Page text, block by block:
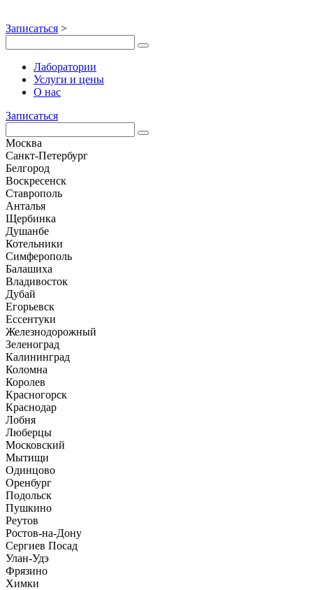
Записаться >
Лаборатории
Услуги и цены
О нас
Записаться
Москва
Санкт-Петербург
Белгород
Воскресенск
Ставрополь
Анталья
Щербинка
Душанбе
Котельники
Симферополь
Балашиха
Владивосток
Дубай
Егорьевск
Ессентуки
Железнодорожный
Зеленоград
Калининград
Коломна
Королев
Красногорск
Краснодар
Лобня
Люберцы
Московский
Мытищи
Одинцово
Оренбург
Подольск
Пушкино
Реутов
Ростов-на-Дону
Сергиев Посад
Улан-Удэ
Фрязино
Химки